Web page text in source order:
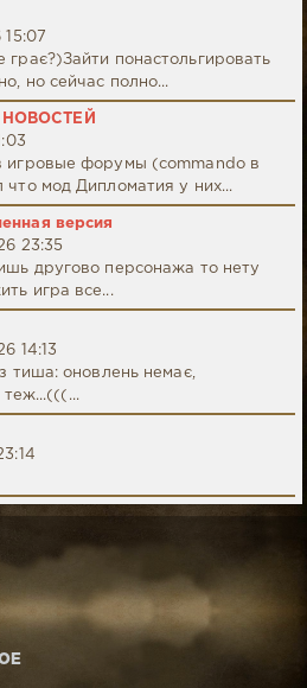
15:07
грає?)Зайти понастольгировать
но сейчас полно...
игровые форумы (commando в
мод Дипломатия у них...
версия
23:35
другово персонажа то нету
игра все...
14:13
тиша: оновлень немає,
теж...(((...